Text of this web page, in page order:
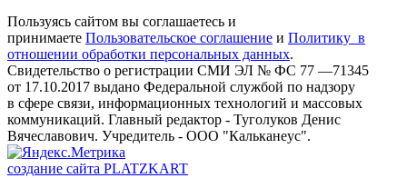
Пользуясь сайтом вы соглашаетесь и
принимаете Пользовательское соглашение и Политику в
отношении обработки персональных данных.
Свидетельство о регистрации СМИ ЭЛ № ФС 77 —71345
от 17.10.2017 выдано Федеральной службой по надзору
в сфере связи, информационных технологий и массовых
коммуникаций. Главный редактор - Туголуков Денис
Вячеславович. Учредитель - ООО "Кальканеус".
создание сайта PLATZKART